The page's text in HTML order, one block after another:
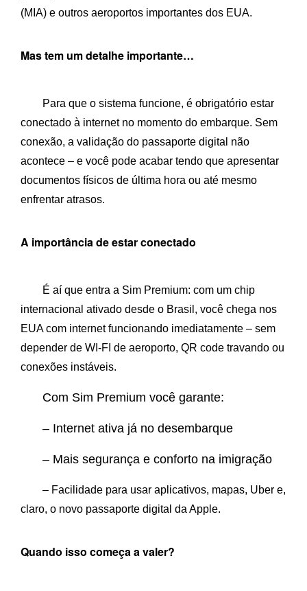
(MIA) e outros aeroportos importantes dos EUA.
Mas tem um detalhe importante…
Para que o sistema funcione, é obrigatório estar
conectado à internet no momento do embarque. Sem
conexão, a validação do passaporte digital não
acontece – e você pode acabar tendo que apresentar
documentos físicos de última hora ou até mesmo
enfrentar atrasos.
A importância de estar conectado
É aí que entra a Sim Premium: com um chip
internacional ativado desde o Brasil, você chega nos
EUA com internet funcionando imediatamente – sem
depender de WI-FI de aeroporto, QR code travando ou
conexões instáveis.
Com Sim Premium você garante:
– Internet ativa já no desembarque
– Mais segurança e conforto na imigração
– Facilidade para usar aplicativos, mapas, Uber e,
claro, o novo passaporte digital da Apple.
Quando isso começa a valer?